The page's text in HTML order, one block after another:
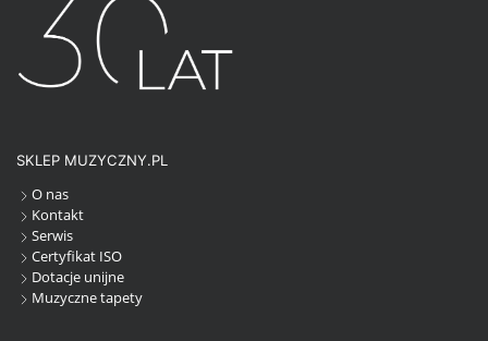
SKLEP MUZYCZNY.PL
O nas
Kontakt
Serwis
Certyfikat ISO
Dotacje unijne
Muzyczne tapety